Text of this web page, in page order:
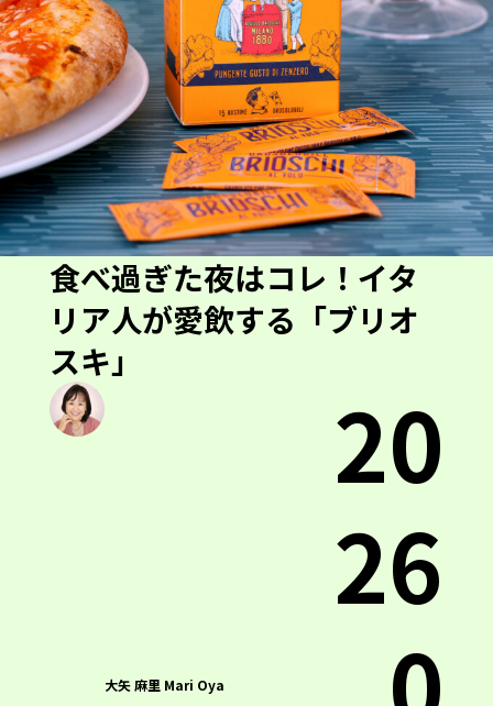
食べ過ぎた夜はコレ！イタ
リア人が愛飲する「ブリオ
スキ」
大矢 麻里 Mari Oya
20
26